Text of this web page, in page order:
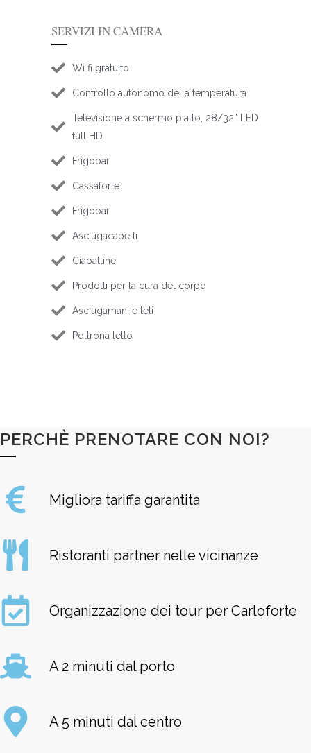
SERVIZI IN CAMERA
Wi fi gratuito
Controllo autonomo della temperatura
Televisione a schermo piatto, 28/32” LED
full HD
Frigobar
Cassaforte
Frigobar
Asciugacapelli
Ciabattine
Prodotti per la cura del corpo
Asciugamani e teli
Poltrona letto
PERCHÈ PRENOTARE CON NOI?
Migliora tariffa garantita
Ristoranti partner nelle vicinanze
Organizzazione dei tour per Carloforte
A 2 minuti dal porto
A 5 minuti dal centro